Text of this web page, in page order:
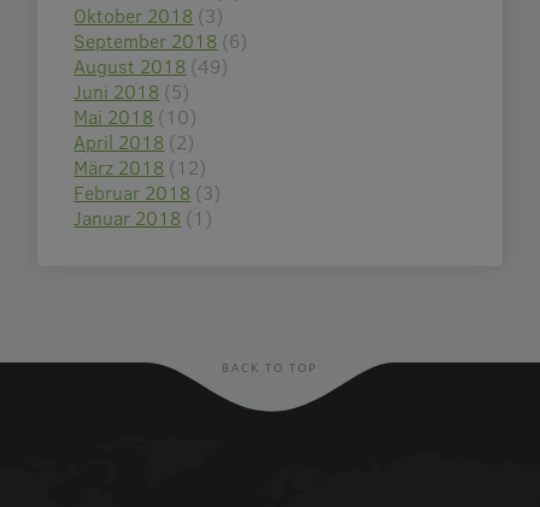
Oktober 2018 (3)
September 2018 (6)
August 2018 (49)
Juni 2018 (5)
Mai 2018 (10)
April 2018 (2)
März 2018 (12)
Februar 2018 (3)
Januar 2018 (1)
BACK TO TOP